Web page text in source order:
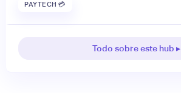
PAYTECH 💳
Todo sobre este hub ▸